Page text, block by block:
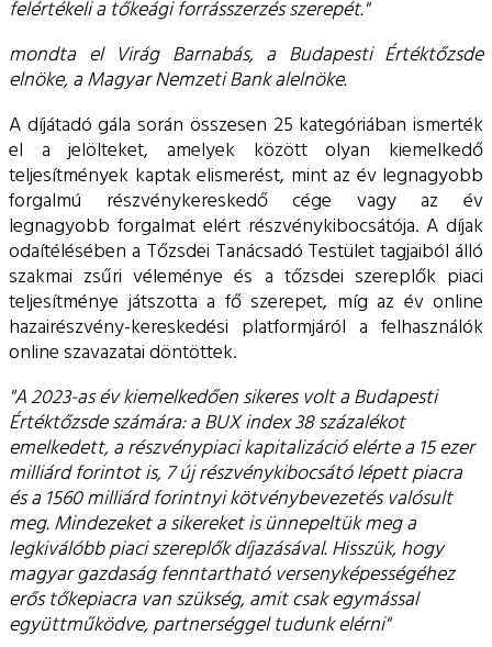
felértékeli a tőkeági forrásszerzés szerepét."
mondta el Virág Barnabás, a Budapesti Értéktőzsde
elnöke, a Magyar Nemzeti Bank alelnöke.
A díjátadó gála során összesen 25 kategóriában ismerték
el a jelölteket, amelyek között olyan kiemelkedő
teljesítmények kaptak elismerést, mint az év legnagyobb
forgalmú részvénykereskedő cége vagy az év
legnagyobb forgalmat elért részvénykibocsátója. A díjak
odaítélésében a Tőzsdei Tanácsadó Testület tagjaiból álló
szakmai zsűri véleménye és a tőzsdei szereplők piaci
teljesítménye játszotta a fő szerepet, míg az év online
hazairészvény-kereskedési platformjáról a felhasználók
online szavazatai döntöttek.
"A 2023-as év kiemelkedően sikeres volt a Budapesti
Értéktőzsde számára: a BUX index 38 százalékot
emelkedett, a részvénypiaci kapitalizáció elérte a 15 ezer
milliárd forintot is, 7 új részvénykibocsátó lépett piacra
és a 1560 milliárd forintnyi kötvénybevezetés valósult
meg. Mindezeket a sikereket is ünnepeltük meg a
legkiválóbb piaci szereplők díjazásával. Hisszük, hogy
magyar gazdaság fenntartható versenyképességéhez
erős tőkepiacra van szükség, amit csak egymással
együttműködve, partnerséggel tudunk elérni"